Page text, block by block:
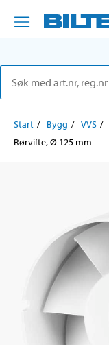
Start Bygg VVS
Rørvifte, Ø 125 mm